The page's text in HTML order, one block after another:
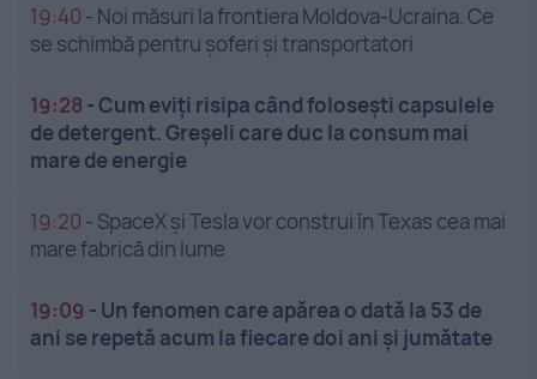
19:40 - Noi măsuri la frontiera Moldova-Ucraina. Ce
se schimbă pentru șoferi și transportatori
19:28 -Cum eviți risipa când folosești capsulele
de detergent. Greșeli care duc la consum mai
mare de energie
19:20 - SpaceX și Tesla vor construi în Texas cea mai
mare fabrică din lume
19:09 - Un fenomen care apărea o dată la 53 de
ani se repetă acum la fiecare doi ani și jumătate